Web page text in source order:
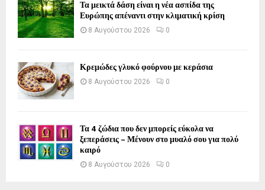
Τα μεικτά δάση είναι η νέα ασπίδα της
Ευρώπης απέναντι στην κλιματική κρίση
8 Αυγούστου 2026 0
Κρεμώδες γλυκό φούρνου με κεράσια
8 Αυγούστου 2026 0
Τα 4 ζώδια που δεν μπορείς εύκολα να
ξεπεράσεις – Μένουν στο μυαλό σου για πολύ
καιρό
8 Αυγούστου 2026 0